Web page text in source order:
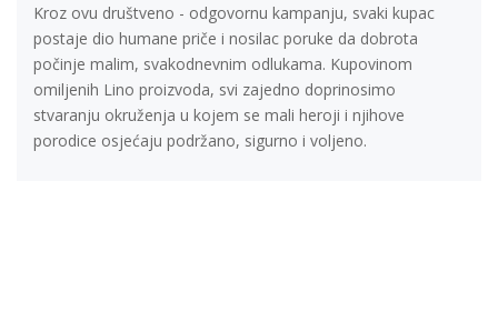
Kroz ovu društveno - odgovornu kampanju, svaki kupac
postaje dio humane priče i nosilac poruke da dobrota
počinje malim, svakodnevnim odlukama. Kupovinom
omiljenih Lino proizvoda, svi zajedno doprinosimo
stvaranju okruženja u kojem se mali heroji i njihove
porodice osjećaju podržano, sigurno i voljeno.